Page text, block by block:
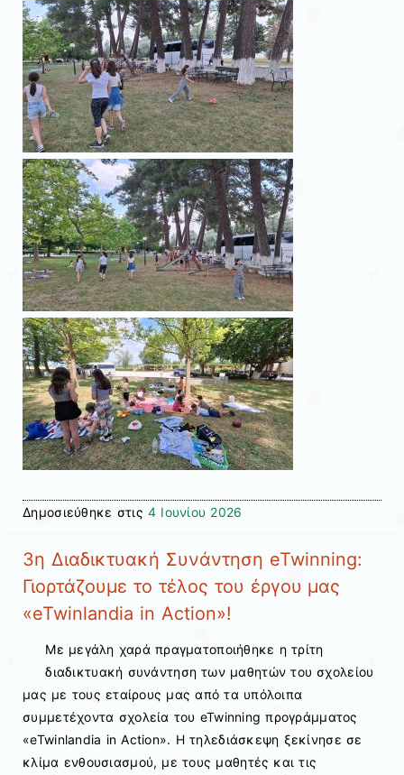
Δημοσιεύθηκε στις 4 Ιουνίου 2026
3η Διαδικτυακή Συνάντηση eTwinning:
Γιορτάζουμε το τέλος του έργου μας
«eTwinlandia in Action»!
Με μεγάλη χαρά πραγματοποιήθηκε η τρίτη
διαδικτυακή συνάντηση των μαθητών του σχολείου
μας με τους εταίρους μας από τα υπόλοιπα
συμμετέχοντα σχολεία του eTwinning προγράμματος
«eTwinlandia in Action». Η τηλεδιάσκεψη ξεκίνησε σε
κλίμα ενθουσιασμού, με τους μαθητές και τις